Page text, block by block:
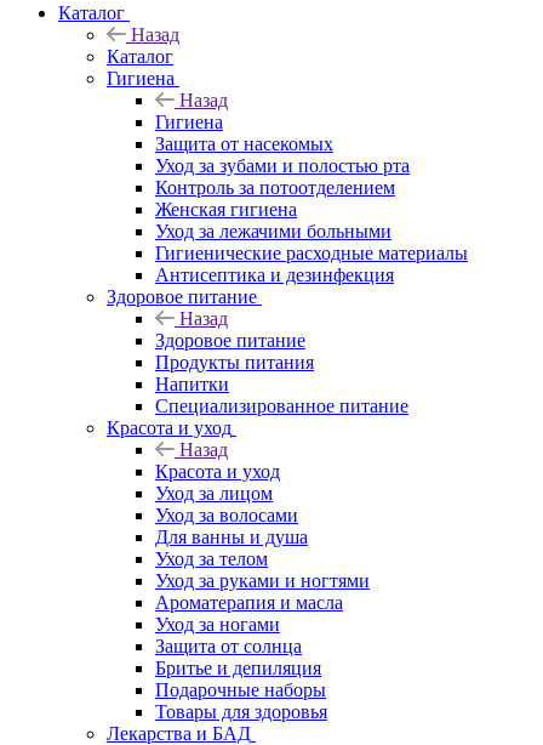
Каталог
Назад
Каталог
Гигиена
Назад
Гигиена
Защита от насекомых
Уход за зубами и полостью рта
Контроль за потоотделением
Женская гигиена
Уход за лежачими больными
Гигиенические расходные материалы
Антисептика и дезинфекция
Здоровое питание
Назад
Здоровое питание
Продукты питания
Напитки
Специализированное питание
Красота и уход
Назад
Красота и уход
Уход за лицом
Уход за волосами
Для ванны и душа
Уход за телом
Уход за руками и ногтями
Ароматерапия и масла
Уход за ногами
Защита от солнца
Бритье и депиляция
Подарочные наборы
Товары для здоровья
Лекарства и БАД